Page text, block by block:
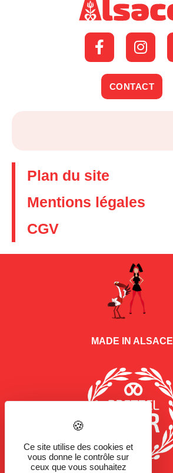
CONTACT
Plan du site
Mentions légales
CGV
MADE IN ALSACE
Ce site utilise des cookies et
vous donne le contrôle sur
ceux que vous souhaitez